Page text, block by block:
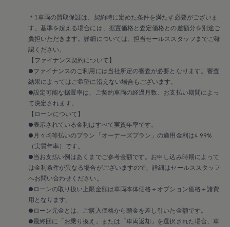
企業情報
会社概要
会社概要EN
正規ディーラー地域別採用情報
倫理・リスク管理・コンプライアンス
プレスリリース
2025
2024
2023
2022
2021
2020
2019
2018
2017
2016
2015
リコール関連情報
セーフティ マイスター
＊1車両の買取保証は、契約時に定めた条件を満たす必要がございま
す。基準を超える場合には、据置価格と査定価格との差額分を別途ご
負担いただきます。詳細については、担当セールススタッフまでご確
認ください。
【ファイナンス契約について】
●ファイナンスのご利用には当社所定の審査が必要となります。審査
結果によってはご希望に沿えない場合もございます。
●設定可能な据置率は、ご契約車両の経過月数、お支払い期間によっ
て決定されます。
【ローンについて】
●表示されている金利はすべて実質年率です。
●月々均等払いのプラン「オーナーズプラン」の適用金利は4.99%
（実質年率）です。
●当お支払い例はあくまでご参考金額です。お申し込み時期によって
は金利条件が異なる場合がございますので、詳細はセールススタッフ
へお問い合わせください。
●ローンの取り扱い上限金額は車両本体価格＋オプション価格＋諸費
用となります。
●ローン元金とは、ご購入価格から頭金を差し引いた金額です。
●最終回に「お乗り換え」または「車両返却」を選択された場合、車